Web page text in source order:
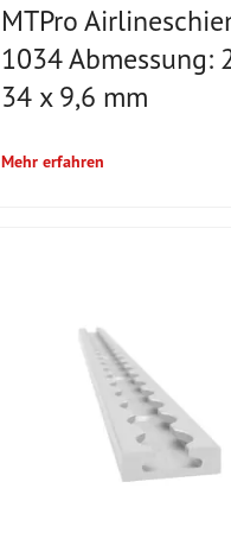
MTPro
1034 Abmessung:
34 x 9,6 mm
Mehr erfahren